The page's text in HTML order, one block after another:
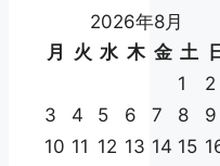
2026年8月
月
火 水 木 金 土
1
2
3
4 5 6 7 8
9
10 11 12 13 14 15